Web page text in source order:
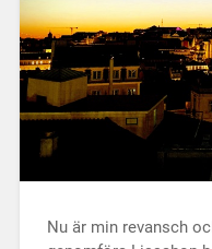
Nu är min revansch